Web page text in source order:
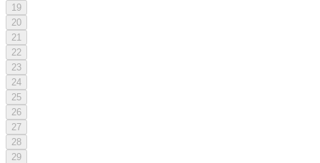
19
20
21
22
23
24
25
26
27
28
29